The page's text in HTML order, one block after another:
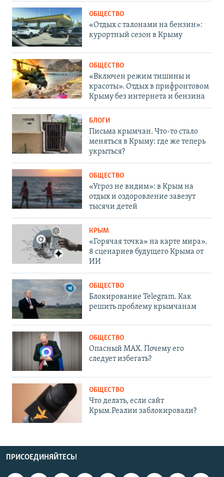
ОБЩЕСТВО
«Отдых с талонами на бензин»:
курортный сезон в Крыму
ОБЩЕСТВО
«Включен режим тишины и
красоты». Отдых в прифронтовом
Крыму без интернета и бензина
БЛОГИ
Письма крымчан. Что-то стало
меняться в Крыму: где же теперь
укрыться?
ОБЩЕСТВО
«Угроз не видим»: в Крым на
отдых и оздоровление завезут
тысячи детей
КРЫМ
«Горячая точка» на карте мира».
8 сценариев будущего Крыма от
ИИ
ОБЩЕСТВО
Блокирование Telegram. Как
решить проблему крымчанам
ОБЩЕСТВО
Опасный MAX. Почему его
следует избегать?
ОБЩЕСТВО
Что делать, если сайт
Крым.Реалии заблокировали?
ПРИСОЕДИНЯЙТЕСЬ!